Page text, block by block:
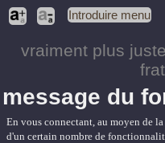
Introduire menu
vraiment plus
message du
En vous connectant, au moyen de
d'un certain nombre de